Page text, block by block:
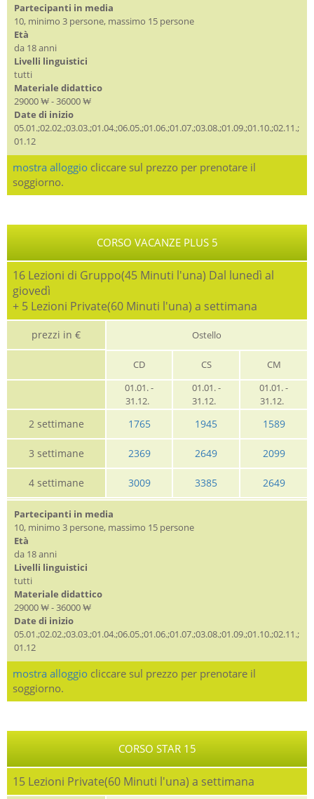
Partecipanti in media
10, minimo 3 persone, massimo 15 persone
Età
da 18 anni
Livelli linguistici
tutti
Materiale didattico
29000 ₩ - 36000 ₩
Date di inizio
05.01.;02.02.;03.03.;01.04.;06.05.;01.06.;01.07.;03.08.;01.09.;01.10.;02.11.;
01.12
mostra alloggio cliccare sul prezzo per prenotare il
soggiorno.
CORSO VACANZE PLUS 5
16 Lezioni di Gruppo(45 Minuti l'una) Dal lunedì al
giovedì
+ 5 Lezioni Private(60 Minuti l'una) a settimana
prezzi in € Ostello
CD CS
CM
01.01. -
31.12.
01.01. -
31.12.
01.01. -
31.12.
2 settimane 1765 1945 1589
3 settimane 2369 2649 2099
4 settimane 3009 3385 2649
Partecipanti in media
10, minimo 3 persone, massimo 15 persone
Età
da 18 anni
Livelli linguistici
tutti
Materiale didattico
29000 ₩ - 36000 ₩
Date di inizio
05.01.;02.02.;03.03.;01.04.;06.05.;01.06.;01.07.;03.08.;01.09.;01.10.;02.11.;
01.12
mostra alloggio cliccare sul prezzo per prenotare il
soggiorno.
CORSO STAR 15
15 Lezioni Private(60 Minuti l'una) a settimana